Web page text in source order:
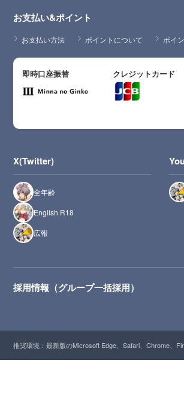
お支払い&ポイント
お支払い方法 ポイントについて ポイ
即時口座振替 クレジットカード
X(Twitter)
全年齢
English R18
広報
採用情報（グループ一括採用）
推奨環境：最新版のMicrosoft Edge、Safari、Chrome、